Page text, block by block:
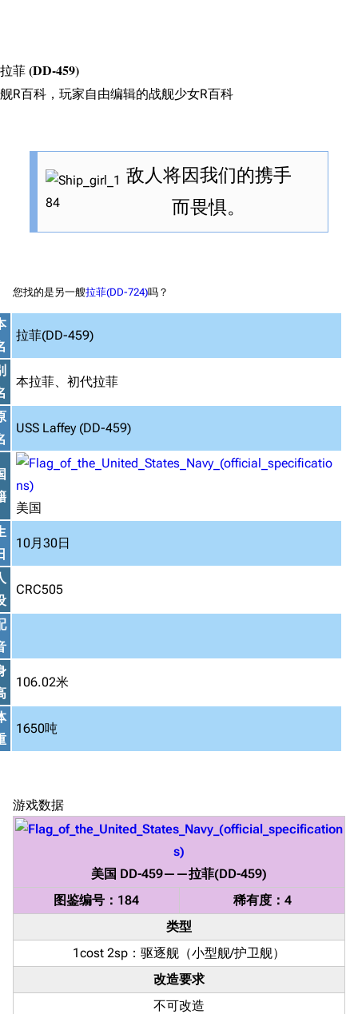
拉菲(DD-459)
舰R百科，玩家自由编辑的战舰少女R百科
敌人将因我们的携手
而畏惧。
您找的是另一艘拉菲(DD-724)吗？
拉菲(DD-459)
本拉菲、初代拉菲
USS Laffey (DD-459)
美国
10月30日
CRC505
106.02米
1650吨
游戏数据
美国 DD-459——拉菲(DD-459)
图鉴编号：184
稀有度：4
类型
1cost 2sp： 驱逐舰 （小型舰/护卫舰）
改造要求
不可改造